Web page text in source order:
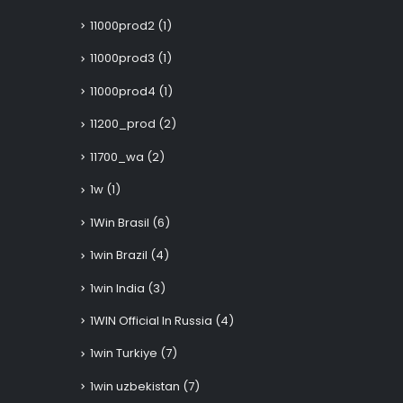
11000prod2 (1)
11000prod3 (1)
11000prod4 (1)
11200_prod (2)
11700_wa (2)
1w (1)
1Win Brasil (6)
1win Brazil (4)
1win India (3)
1WIN Official In Russia (4)
1win Turkiye (7)
1win uzbekistan (7)